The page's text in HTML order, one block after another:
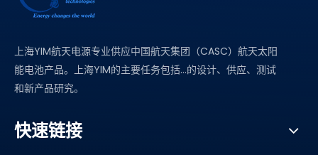
上海YIM航天电源专业供应中国航天集团（CASC）航天太阳
能电池产品。上海YIM的主要任务包括...的设计、供应、测试
和新产品研究。
快速链接